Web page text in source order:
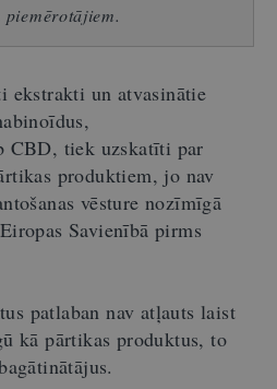
piemērotājiem.
ekstrakti un atvasinātie
CBD, tiek uzskatīti par
produktiem, jo nav
vēsture nozīmīgā
Savienībā pirms
patlaban nav atļauts laist
kā pārtikas produktus, to